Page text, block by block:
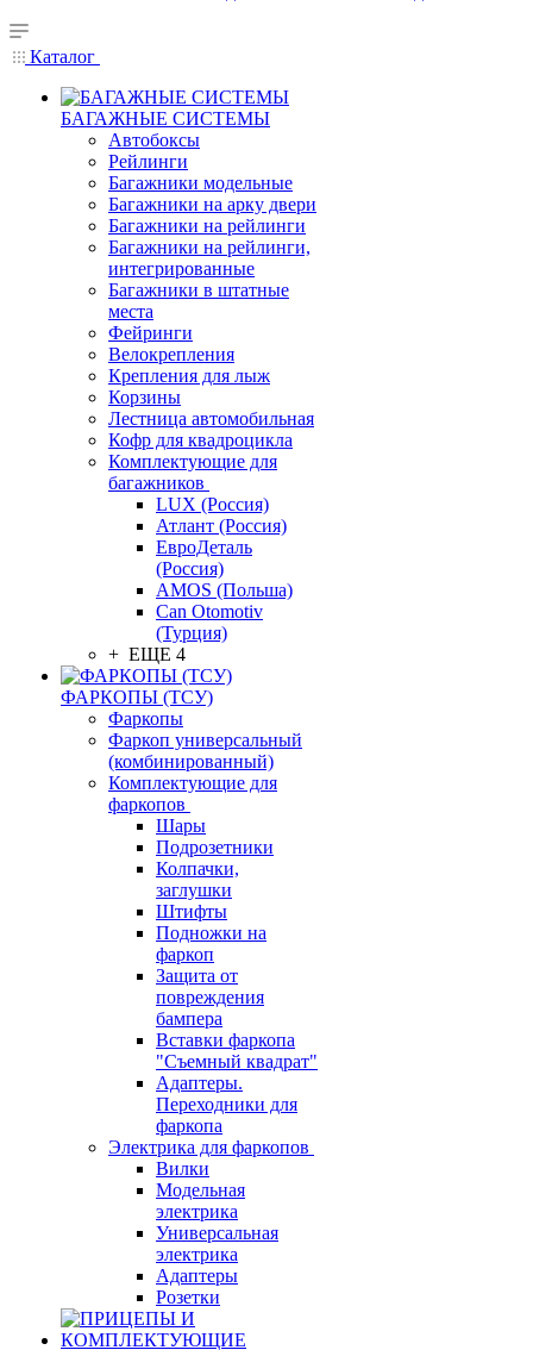
Каталог
БАГАЖНЫЕ СИСТЕМЫ
Автобоксы
Рейлинги
Багажники модельные
Багажники на арку двери
Багажники на рейлинги
Багажники на рейлинги,
интегрированные
Багажники в штатные
места
Фейринги
Велокрепления
Крепления для лыж
Корзины
Лестница автомобильная
Кофр для квадроцикла
Комплектующие для
багажников
LUX (Россия)
Атлант (Россия)
ЕвроДеталь
(Россия)
AMOS (Польша)
Can Otomotiv
(Турция)
+ ЕЩЕ 4
ФАРКОПЫ (ТСУ)
Фаркопы
Фаркоп универсальный
(комбинированный)
Комплектующие для
фаркопов
Шары
Подрозетники
Колпачки,
заглушки
Штифты
Подножки на
фаркоп
Защита от
повреждения
бампера
Вставки фаркопа
"Съемный квадрат"
Адаптеры.
Переходники для
фаркопа
Электрика для фаркопов
Вилки
Модельная
электрика
Универсальная
электрика
Адаптеры
Розетки